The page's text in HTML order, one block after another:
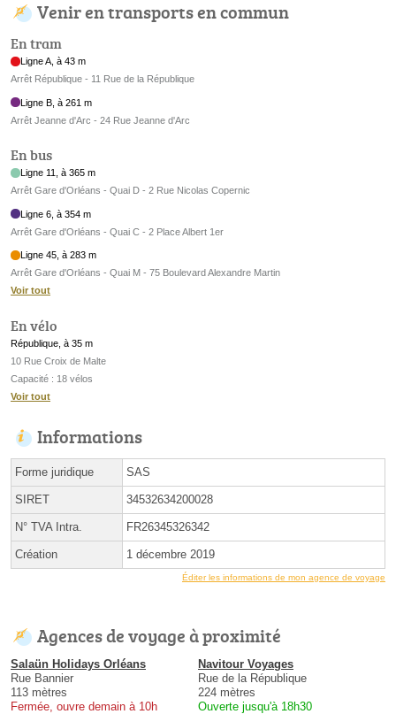
Venir en transports en commun
En tram
Ligne A, à 43 m
Arrêt République - 11 Rue de la République
Ligne B, à 261 m
Arrêt Jeanne d'Arc - 24 Rue Jeanne d'Arc
En bus
Ligne 11, à 365 m
Arrêt Gare d'Orléans - Quai D - 2 Rue Nicolas Copernic
Ligne 6, à 354 m
Arrêt Gare d'Orléans - Quai C - 2 Place Albert 1er
Ligne 45, à 283 m
Arrêt Gare d'Orléans - Quai M - 75 Boulevard Alexandre Martin
Voir tout
En vélo
République, à 35 m
10 Rue Croix de Malte
Capacité : 18 vélos
Voir tout
Informations
Forme juridique SAS
SIRET 34532634200028
N° TVA Intra. FR26345326342
Création 1 décembre 2019
Éditer les informations de mon agence de voyage
Agences de voyage à proximité
Salaün Holidays Orléans
Rue Bannier
113 mètres
Fermée, ouvre demain à 10h
Navitour Voyages
Rue de la République
224 mètres
Ouverte jusqu'à 18h30